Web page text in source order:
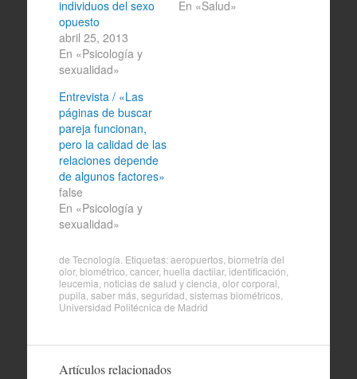
individuos del sexo
opuesto
abril 25, 2013
En «Psicología y
sexualidad»
En «Salud»
Entrevista / «Las
páginas de buscar
pareja funcionan,
pero la calidad de las
relaciones depende
de algunos factores»
false
En «Psicología y
sexualidad»
de Tecnología . Etiquetas:aeropuertos, biometría del
olor, biométrico cancer, huella dactilar, identificación
leucemia noticias de salud y ciencia olor corporal
pupila saber más, seguridad sistemas biométricos,
Universidad Politécnica de Madrid
Artículos relacionados